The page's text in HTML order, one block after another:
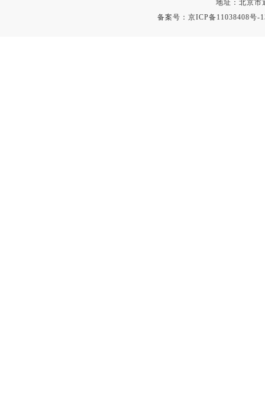
地址：北京市
备案号： 京ICP备11038408号-